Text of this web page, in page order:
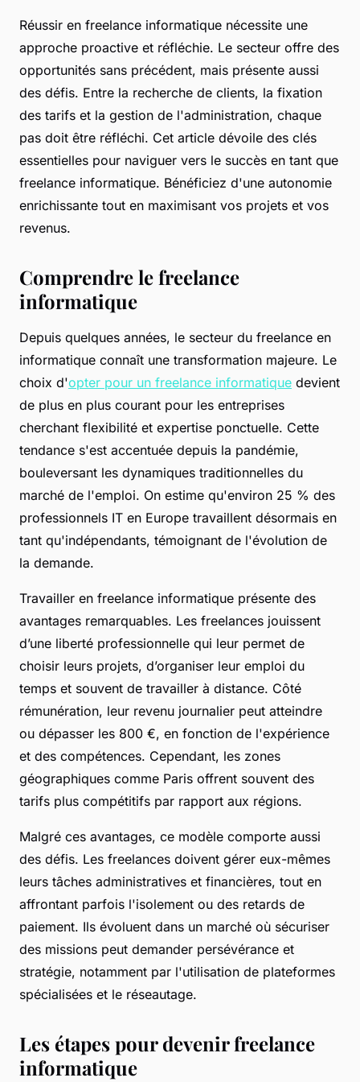
Réussir en freelance informatique nécessite une
approche proactive et réfléchie. Le secteur offre des
opportunités sans précédent, mais présente aussi
des défis. Entre la recherche de clients, la fixation
des tarifs et la gestion de l'administration, chaque
pas doit être réfléchi. Cet article dévoile des clés
essentielles pour naviguer vers le succès en tant que
freelance informatique. Bénéficiez d'une autonomie
enrichissante tout en maximisant vos projets et vos
revenus.
Comprendre le freelance
informatique
Depuis quelques années, le secteur du freelance en
informatique connaît une transformation majeure. Le
choix d'opter pour un freelance informatique devient
de plus en plus courant pour les entreprises
cherchant flexibilité et expertise ponctuelle. Cette
tendance s'est accentuée depuis la pandémie,
bouleversant les dynamiques traditionnelles du
marché de l'emploi. On estime qu'environ 25 % des
professionnels IT en Europe travaillent désormais en
tant qu'indépendants, témoignant de l'évolution de
la demande.
Travailler en freelance informatique présente des
avantages remarquables. Les freelances jouissent
d’une liberté professionnelle qui leur permet de
choisir leurs projets, d’organiser leur emploi du
temps et souvent de travailler à distance. Côté
rémunération, leur revenu journalier peut atteindre
ou dépasser les 800 €, en fonction de l'expérience
et des compétences. Cependant, les zones
géographiques comme Paris offrent souvent des
tarifs plus compétitifs par rapport aux régions.
Malgré ces avantages, ce modèle comporte aussi
des défis. Les freelances doivent gérer eux-mêmes
leurs tâches administratives et financières, tout en
affrontant parfois l'isolement ou des retards de
paiement. Ils évoluent dans un marché où sécuriser
des missions peut demander persévérance et
stratégie, notamment par l'utilisation de plateformes
spécialisées et le réseautage.
Les étapes pour devenir freelance
informatique